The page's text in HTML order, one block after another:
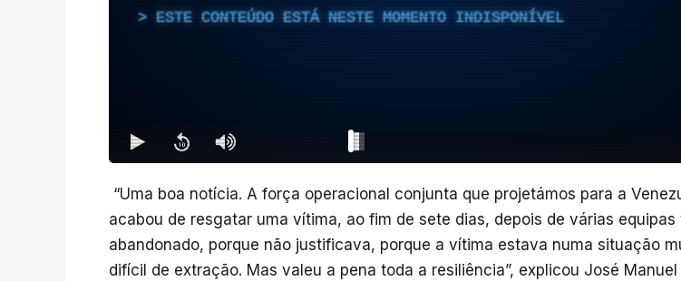
ESTE CONTEÚDO ESTÁ NESTE MOMENTO INDISPONÍVEL
“Uma boa notícia. A força operacional conjunta que projetámos para a
acabou de resgatar uma vítima, ao fim de sete dias, depois de várias equipas
abandonado, porque não justificava, porque a vítima estava numa situação
difícil de extração. Mas valeu a pena toda a resiliência”, explicou José Manuel